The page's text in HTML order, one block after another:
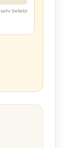
sehr beliebt